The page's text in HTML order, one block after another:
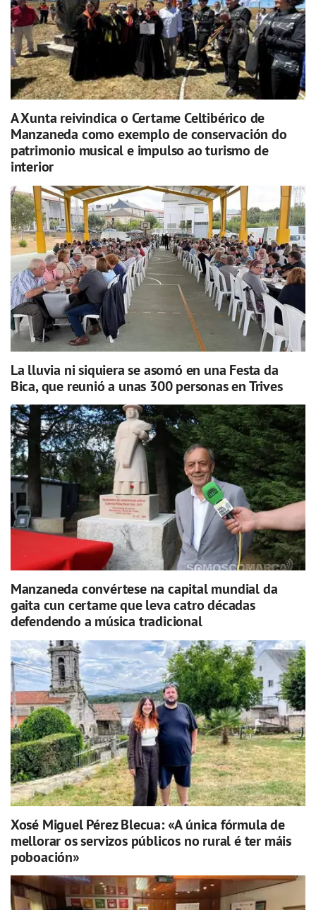
A Xunta reivindica o Certame Celtibérico de
Manzaneda como exemplo de conservación do
patrimonio musical e impulso ao turismo de
interior
La lluvia ni siquiera se asomó en una Festa da
Bica, que reunió a unas 300 personas en Trives
Manzaneda convértese na capital mundial da
gaita cun certame que leva catro décadas
defendendo a música tradicional
Xosé Miguel Pérez Blecua: «A única fórmula de
mellorar os servizos públicos no rural é ter máis
poboación»